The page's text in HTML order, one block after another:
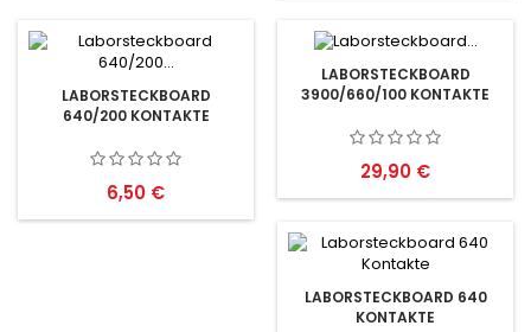
LABORSTECKBOARD
640/200 KONTAKTE
Preis
6,50 €
LABORSTECKBOARD
3900/660/100 KONTAKTE
Preis
29,90 €
LABORSTECKBOARD 640
KONTAKTE